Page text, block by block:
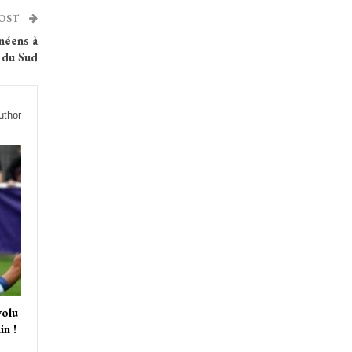
à
Sud
!